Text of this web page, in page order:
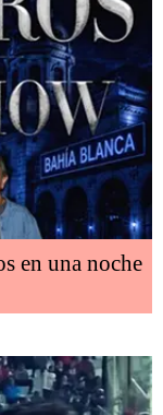
en una noche